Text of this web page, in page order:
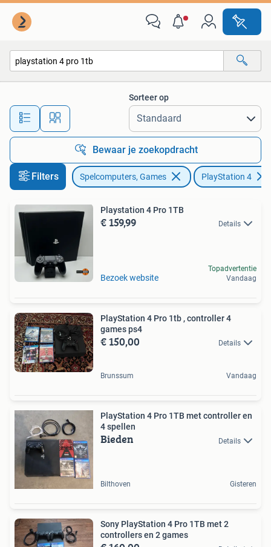
Alle afstanden…
Sorteer op
Bewaar je zoekopdracht
Filters Spelcomputers, Games PlayStation 4
Playstation 4 Pro 1TB
€ 159,99 Details
Bezoek website
Topadvertentie
Vandaag
PlayStation 4 Pro 1tb , controller 4
games ps4
€ 150,00 Details
Brunssum Vandaag
PlayStation 4 Pro 1TB met controller en
4 spellen
Bieden Details
Bilthoven Gisteren
Sony PlayStation 4 Pro 1TB met 2
controllers en 2 games